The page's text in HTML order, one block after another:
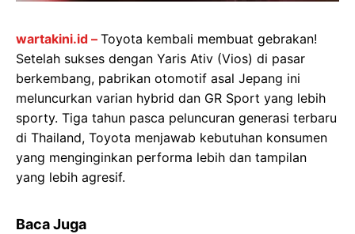
wartakini.id – Toyota kembali membuat gebrakan!
Setelah sukses dengan Yaris Ativ (Vios) di pasar
berkembang, pabrikan otomotif asal Jepang ini
meluncurkan varian hybrid dan GR Sport yang lebih
sporty. Tiga tahun pasca peluncuran generasi terbaru
di Thailand, Toyota menjawab kebutuhan konsumen
yang menginginkan performa lebih dan tampilan
yang lebih agresif.
Baca Juga